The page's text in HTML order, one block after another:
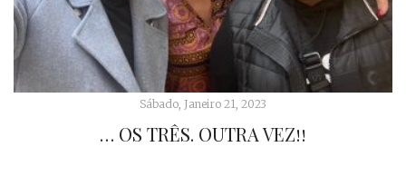
Sábado, Janeiro 21, 2023
… OS TRÊS. OUTRA VEZ!!